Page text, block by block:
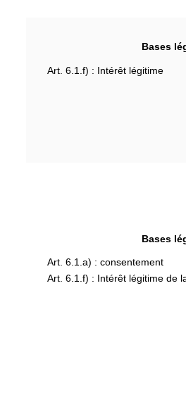
Bases
Art. 6.1.f) : Intérêt légitime
Bases
Art. 6.1.a) : consentement
Art. 6.1.f) : Intérêt légitime de